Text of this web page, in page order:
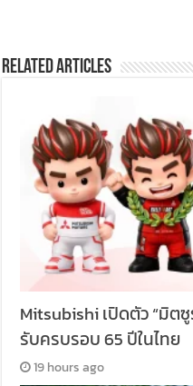
Related Articles
Mitsubishi เปิดตัว “มิต
รับครบรอบ 65 ปีในไทย
19 hours ago